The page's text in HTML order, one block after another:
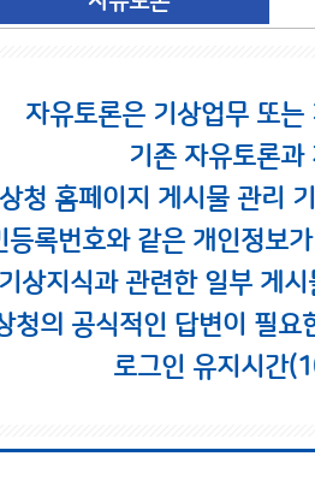
자유토론은 기상업무 또
기존 자유토론과
청 홈페이지 게시물 관리
록번호와 같은 개인정보
기상지식과 관련한 일부 게
청의 공식적인 답변이 필요
로그인 유지시간